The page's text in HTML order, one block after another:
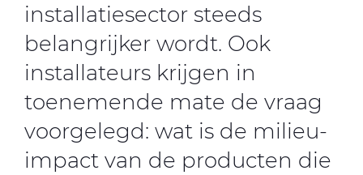
installatiesector steeds
belangrijker wordt. Ook
installateurs krijgen in
toenemende mate de vraag
voorgelegd: wat is de milieu-
impact van de producten die